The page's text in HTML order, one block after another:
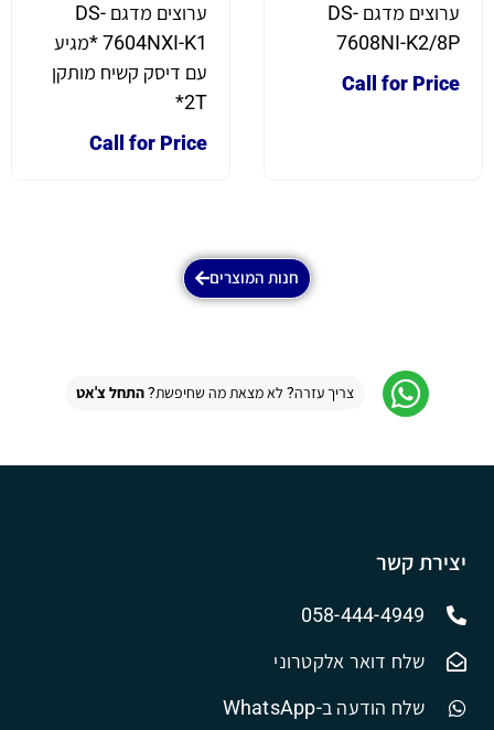
ערוצים מדגם DS-
7608NI-K2/8P
Call for Price
ערוצים מדגם DS-
7604NXI-K1 *מגיע
עם דיסק קשיח מותקן
2T*
Call for Price
חנות המוצרים
צריך עזרה? לא מצאת מה שחיפשת?התחל צ'אט
יצירת קשר
058-444-4949
שלח דואר אלקטרוני
שלח הודעה ב-WhatsApp